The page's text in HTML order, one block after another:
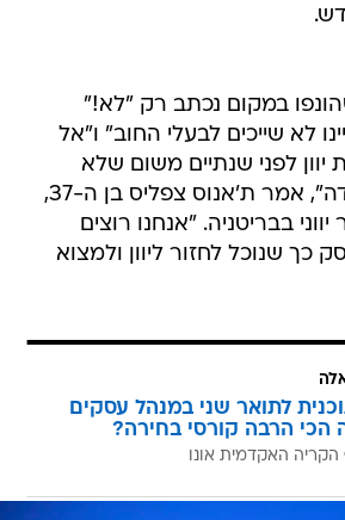
במקום נכתב רק "לא!"
לא שייכים לבעלי החוב" ו"אל
יוון לפני שנתיים משום שלא
יכולתי למצוא עבודה", אמר ת'אנוס צפליס בן ה-37,
בבריטניה. "אנחנו רוצים
כך שנוכל לחזור ליוון ולמצוא
לתואר שני במנהל עסקים
הכי הרבה קורסי בחירה?
הקריה האקדמית אונו